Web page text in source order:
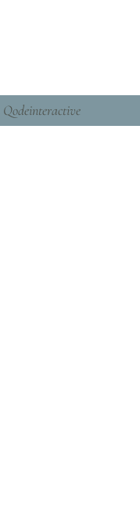
Qodeinteractive